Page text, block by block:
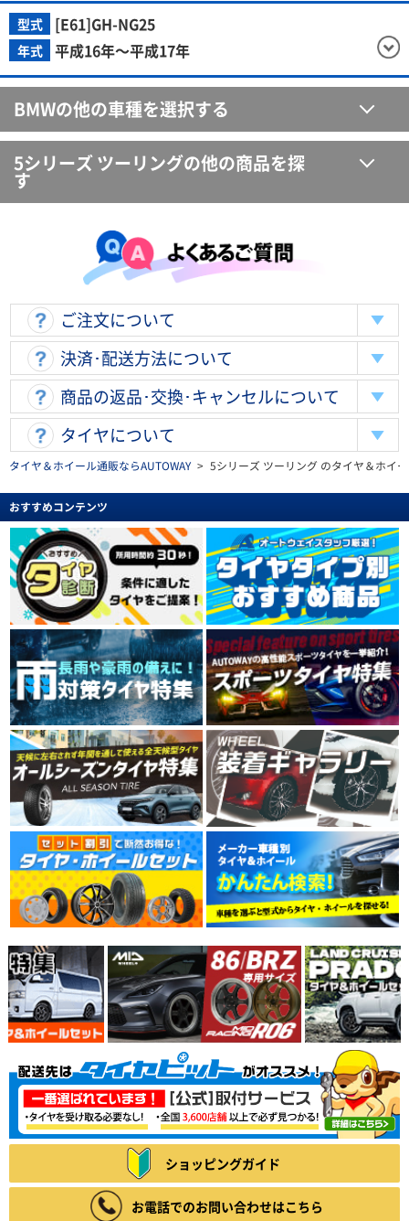
型式 [E61]GH-NG25
年式 平成16年～平成17年
BMWの他の車種を選択する
5シリーズ ツーリングの他の商品を探
す
ご注文について
決済･配送方法について
商品の返品･交換･キャンセルについて
タイヤについて
タイヤ＆ホイール通販ならAUTOWAY > 5シリーズ ツーリング のタイヤ＆ホイ
おすすめコンテンツ
ショッピングガイド
お電話でのお問い合わせはこちら